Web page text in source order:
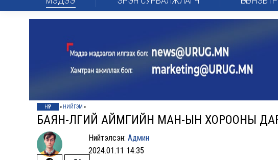
НҮҮР » НИЙГЭМ »
БАЯН-ӨЛГИЙ АЙМГИЙН МАН-ЫН ХОРООНЫ
Нийтэлсэн:Админ
2024.01.11 14:35